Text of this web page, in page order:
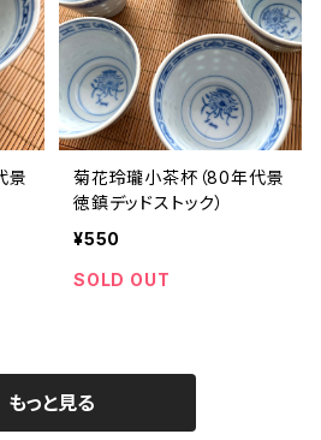
景
菊花玲瓏小茶杯（80年代景
徳鎮デッドストック）
¥550
SOLD OUT
もっと見る